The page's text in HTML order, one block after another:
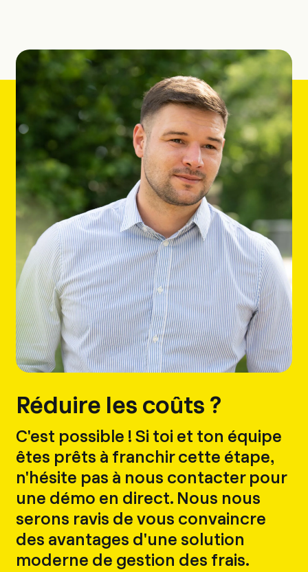
Réduire les coûts ?
C'est possible ! Si toi et ton équipe
êtes prêts à franchir cette étape,
n'hésite pas à nous contacter pour
une démo en direct. Nous nous
serons ravis de vous convaincre
des avantages d'une solution
moderne de gestion des frais.